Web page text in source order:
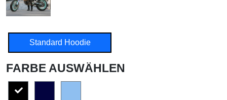
Standard Hoodie
FARBE AUSWÄHLEN